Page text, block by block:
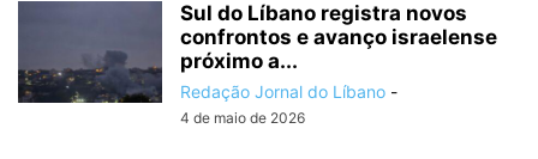
Sul do Líbano registra novos
confrontos e avanço israelense
próximo a...
Redação Jornal do Líbano -
4 de maio de 2026